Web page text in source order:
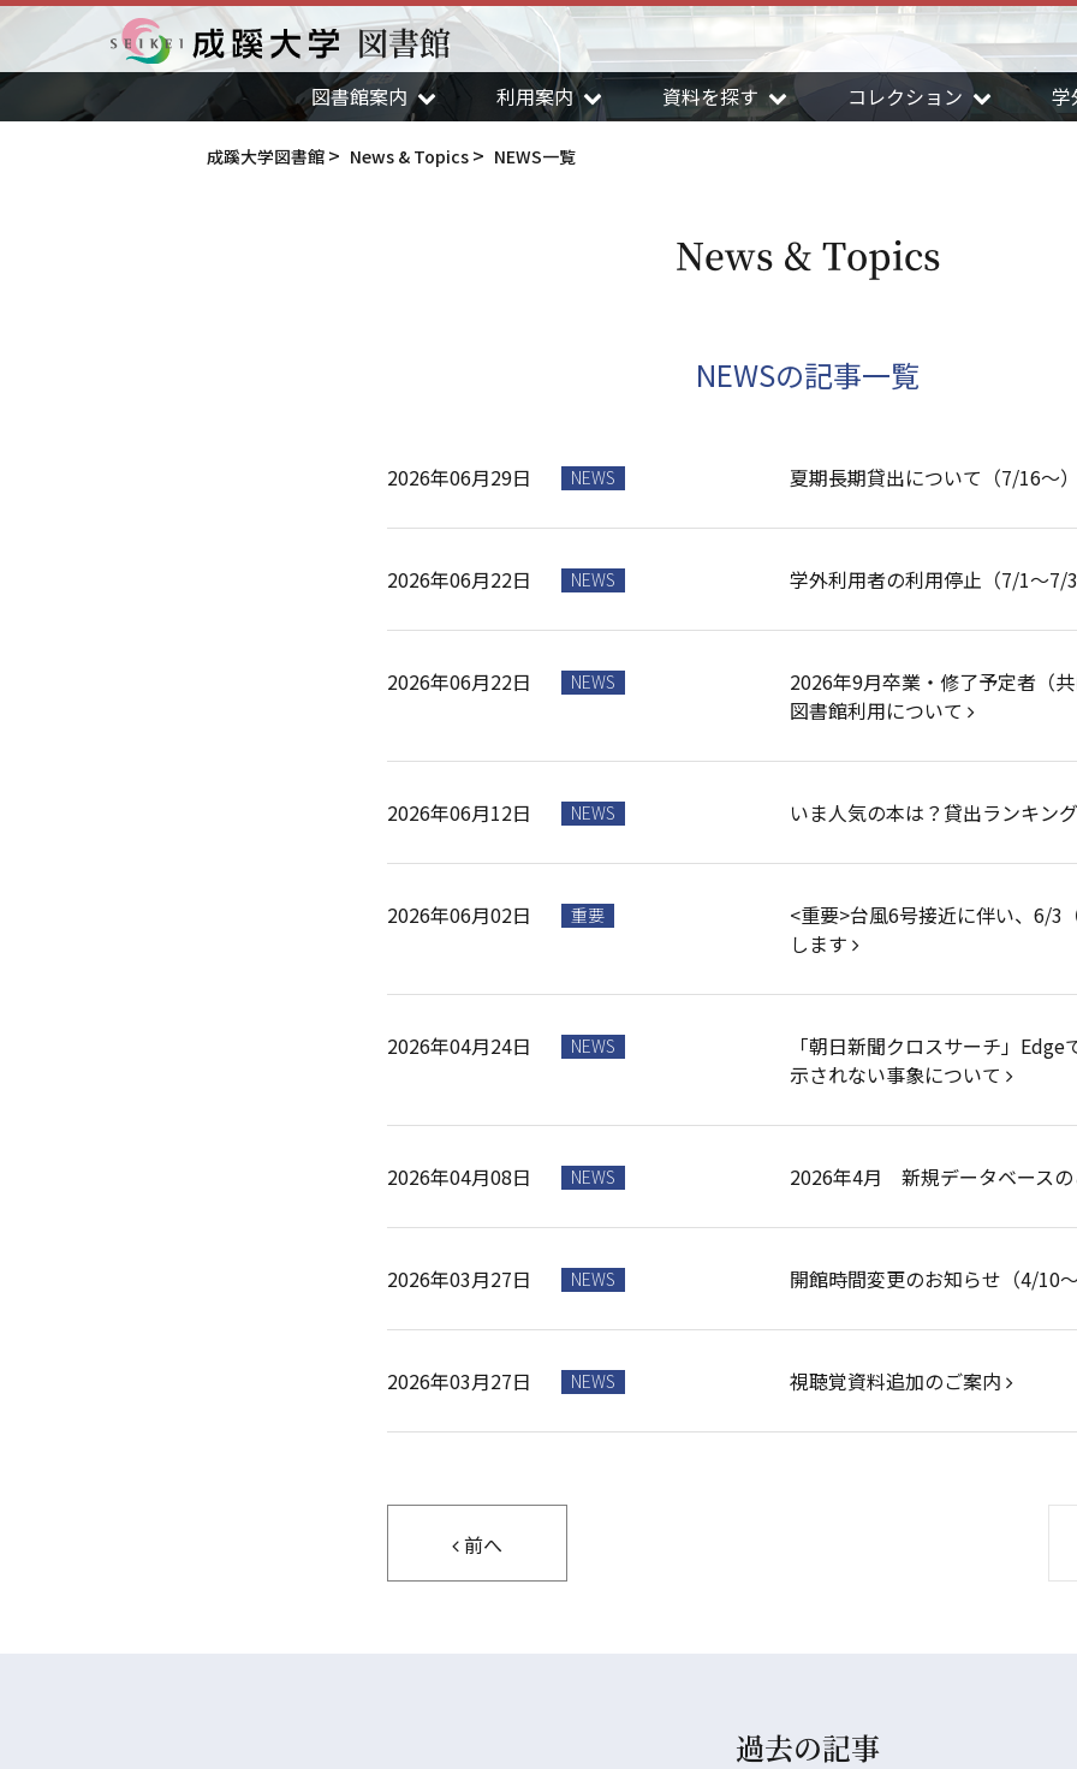
成蹊大学
図書館
図書館案内 利用案内 資料を探す コレクション 学
成蹊大学図書館 News & Topics NEWS一覧
News & Topics
NEWSの記事一覧
2026年06月29日 NEWS 夏期長期貸出について（7/16～）
2026年06月22日 NEWS 学外利用者の利用停止（7/1～7/
2026年06月22日 NEWS
2026年9月卒業・修了予定者（
図書館利用について
2026年06月12日 NEWS いま人気の本は？貸出ランキン
2026年06月02日 重要
<重要>台風6号接近に伴い、6/3
します
2026年04月24日 NEWS
「朝日新聞クロスサーチ」Edge
示されない事象について
2026年04月08日 NEWS 2026年4月 新規データベースの
2026年03月27日 NEWS 開館時間変更のお知らせ（4/10～
2026年03月27日 NEWS 視聴覚資料追加のご案内
前へ
過去の記事